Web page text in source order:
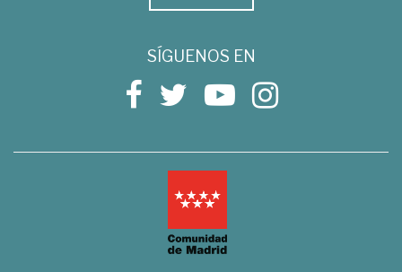
SÍGUENOS EN